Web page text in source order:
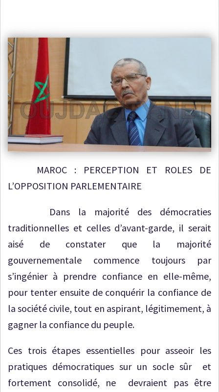
MAROC : PERCEPTION ET ROLES DE
L’OPPOSITION PARLEMENTAIRE
Dans la majorité des démocraties
traditionnelles et celles d’avant-garde, il serait
aisé de constater que la majorité
gouvernementale commence toujours par
s’ingénier à prendre confiance en elle-même,
pour tenter ensuite de conquérir la confiance de
la société civile, tout en aspirant, légitimement, à
gagner la confiance du peuple.
Ces trois étapes essentielles pour asseoir les
pratiques démocratiques sur un socle sûr et
fortement consolidé, ne devraient pas être